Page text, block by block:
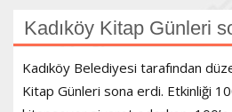
Kadıköy Kitap Günleri
Kadıköy Belediyesi tarafından
Kitap Günleri sona erdi. Etkinliği